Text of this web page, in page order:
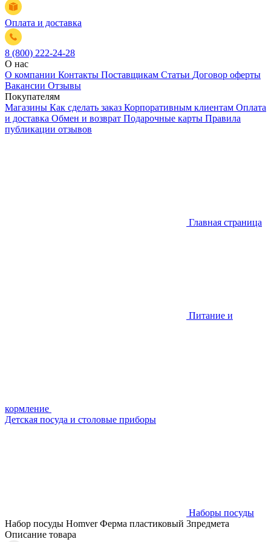
Оплата и доставка
8 (800) 222-24-28
О нас
О компании Контакты Поставщикам Статьи Договор оферты
Вакансии Отзывы
Покупателям
Магазины Как сделать заказ Корпоративным клиентам Оплата
и доставка Обмен и возврат Подарочные карты Правила
публикации отзывов
Главная страница
Питание и
кормление
Детская посуда и столовые приборы
Наборы посуды
Набор посуды Homver Ферма пластиковый 3предмета
Описание товара